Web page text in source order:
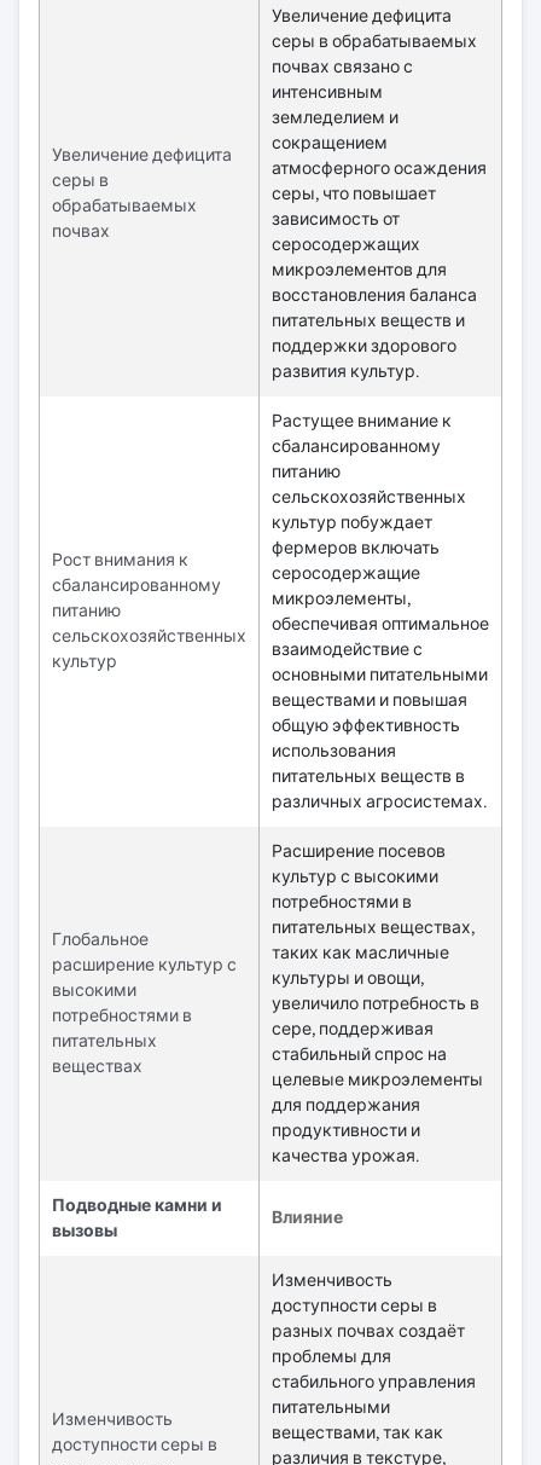
Увеличение дефицита
серы в
обрабатываемых
почвах
Увеличение дефицита
серы в обрабатываемых
почвах связано с
интенсивным
земледелием и
сокращением
атмосферного осаждения
серы, что повышает
зависимость от
серосодержащих
микроэлементов для
восстановления баланса
питательных веществ и
поддержки здорового
развития культур.
Рост внимания к
сбалансированному
питанию
сельскохозяйственных
культур
Растущее внимание к
сбалансированному
питанию
сельскохозяйственных
культур побуждает
фермеров включать
серосодержащие
микроэлементы,
обеспечивая оптимальное
взаимодействие с
основными питательными
веществами и повышая
общую эффективность
использования
питательных веществ в
различных агросистемах.
Глобальное
расширение культур с
высокими
потребностями в
питательных
веществах
Расширение посевов
культур с высокими
потребностями в
питательных веществах,
таких как масличные
культуры и овощи,
увеличило потребность в
сере, поддерживая
стабильный спрос на
целевые микроэлементы
для поддержания
продуктивности и
качества урожая.
Подводные камни и
вызовы
Влияние
Изменчивость
доступности серы в
Изменчивость
доступности серы в
разных почвах создаёт
проблемы для
стабильного управления
питательными
веществами, так как
различия в текстуре,